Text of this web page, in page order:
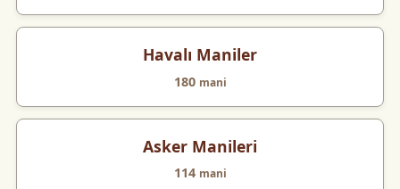
Havalı Maniler
180 mani
Asker Manileri
114 mani